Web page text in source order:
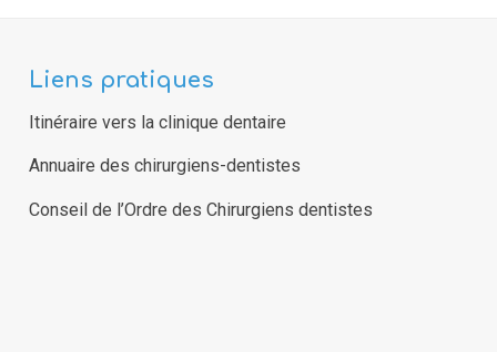
Liens pratiques
Itinéraire vers la clinique dentaire
Annuaire des chirurgiens-dentistes
Conseil de l’Ordre des Chirurgiens dentistes